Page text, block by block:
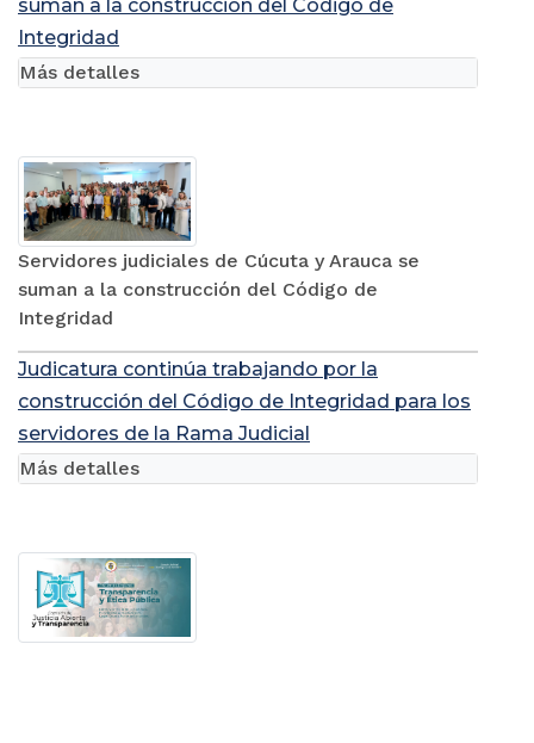
suman a la construcción del Código de
Integridad
Servidores judiciales de Cúcuta y Arauca se
suman a la construcción del Código de
Integridad
Más detalles
Judicatura continúa trabajando por la
construcción del Código de Integridad para los
servidores de la Rama Judicial
Más detalles